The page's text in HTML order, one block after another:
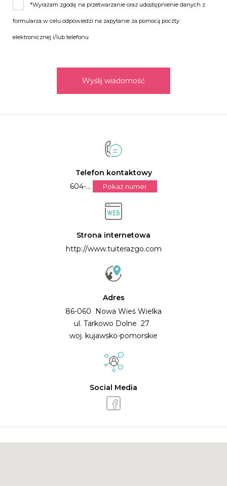
*Wyrażam zgodę na przetwarzanie oraz udostępnienie danych z
formularza w celu odpowiedzi na zapytanie za pomocą poczty
elektronicznej i/lub telefonu
Wyślij wiadomość
Telefon kontaktowy
604-...
Pokaż numer
Strona internetowa
http://www.tuiterazgo.com
Adres
86-060 Nowa Wieś Wielka
ul. Tarkowo Dolne 27
woj. kujawsko-pomorskie
Social Media